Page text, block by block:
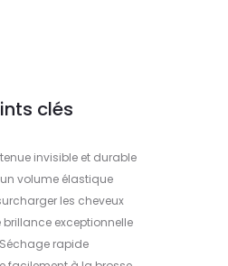
clés
invisible et durable
un volume élastique
les cheveux
brillance exceptionnelle
Séchage rapide